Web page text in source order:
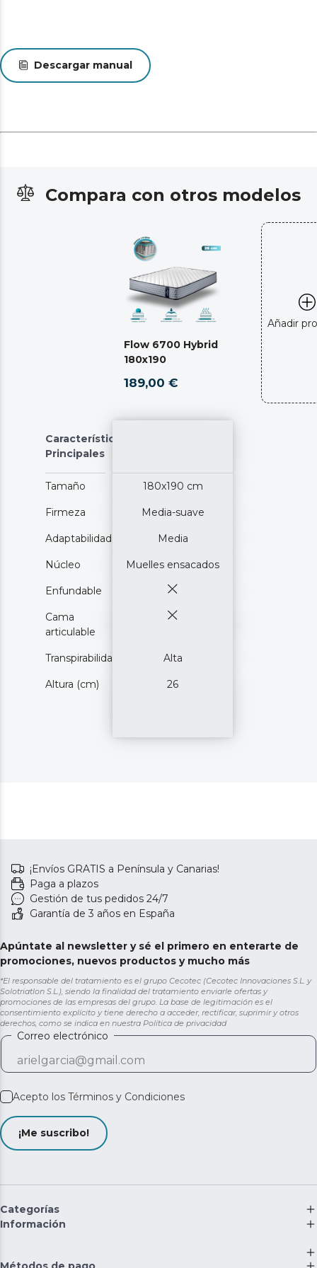
Descargar manual
Compara con otros modelos
Flow 6700 Hybrid
180x190
189,00 €
Añadir
Características
Principales
Tamaño 180x190 cm
Firmeza Media-suave
Adaptabilidad Media
Núcleo Muelles ensacados
Enfundable
Cama
articulable
Transpirabilidad Alta
Altura (cm) 26
¡Envíos GRATIS a Península y Canarias!
Paga a plazos
Gestión de tus pedidos 24/7
Garantía de 3 años en España
Apúntate al newsletter y sé el primero en enterarte de
promociones, nuevos productos y mucho más
*El responsable del tratamiento es el grupo Cecotec (Cecotec Innovaciones S.L. y
Solotriatlon S.L.), siendo la finalidad del tratamiento enviarle ofertas y
promociones de las empresas del grupo. La base de legitimación es el
consentimiento explícito y tiene derecho a acceder, rectificar, suprimir y otros
derechos, como se indica en nuestra Política de privacidad
Correo electrónico
Acepto los Términos y Condiciones
¡Me suscribo!
Categorías
Información